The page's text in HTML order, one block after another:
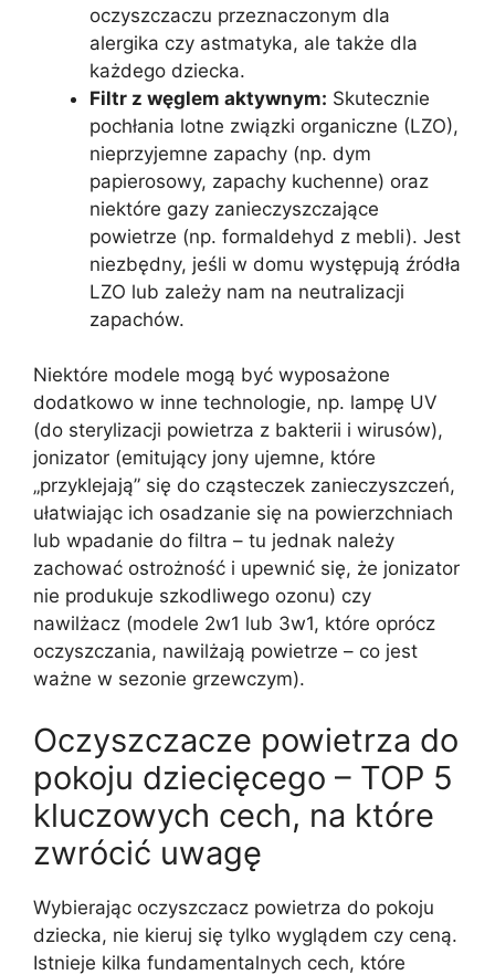
oczyszczaczu przeznaczonym dla
alergika czy astmatyka, ale także dla
każdego dziecka.
Filtr z węglem aktywnym: Skutecznie
pochłania lotne związki organiczne (LZO),
nieprzyjemne zapachy (np. dym
papierosowy, zapachy kuchenne) oraz
niektóre gazy zanieczyszczające
powietrze (np. formaldehyd z mebli). Jest
niezbędny, jeśli w domu występują źródła
LZO lub zależy nam na neutralizacji
zapachów.
Niektóre modele mogą być wyposażone
dodatkowo w inne technologie, np. lampę UV
(do sterylizacji powietrza z bakterii i wirusów),
jonizator (emitujący jony ujemne, które
„przyklejają” się do cząsteczek zanieczyszczeń,
ułatwiając ich osadzanie się na powierzchniach
lub wpadanie do filtra – tu jednak należy
zachować ostrożność i upewnić się, że jonizator
nie produkuje szkodliwego ozonu) czy
nawilżacz (modele 2w1 lub 3w1, które oprócz
oczyszczania, nawilżają powietrze – co jest
ważne w sezonie grzewczym).
Oczyszczacze powietrza do
pokoju dziecięcego – TOP 5
kluczowych cech, na które
zwrócić uwagę
Wybierając oczyszczacz powietrza do pokoju
dziecka, nie kieruj się tylko wyglądem czy ceną.
Istnieje kilka fundamentalnych cech, które